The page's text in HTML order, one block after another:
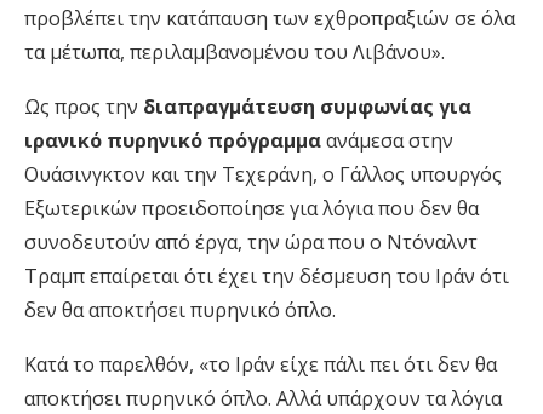
προβλέπει την κατάπαυση των εχθροπραξιών σε όλα
τα μέτωπα, περιλαμβανομένου του Λιβάνου».
Ως προς την διαπραγμάτευση συμφωνίας για
ιρανικό πυρηνικό πρόγραμμαανάμεσα στην
Ουάσινγκτον και την Τεχεράνη, ο Γάλλος υπουργός
Εξωτερικών προειδοποίησε για λόγια που δεν θα
συνοδευτούν από έργα, την ώρα που ο Ντόναλντ
Τραμπ επαίρεται ότι έχει την δέσμευση του Ιράν ότι
δεν θα αποκτήσει πυρηνικό όπλο.
Κατά το παρελθόν, «το Ιράν είχε πάλι πει ότι δεν θα
αποκτήσει πυρηνικό όπλο. Αλλά υπάρχουν τα λόγια